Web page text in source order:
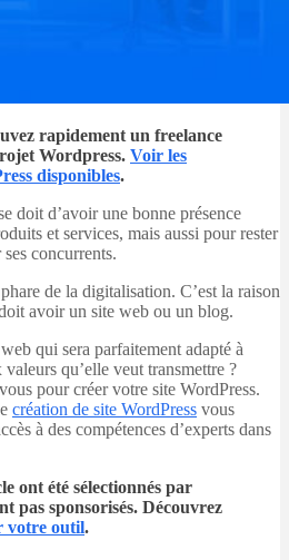
rapidement un freelance
Wordpress. Voir les
disponibles.
doit d’avoir une bonne présence
et services, mais aussi pour rester
concurrents.
de la digitalisation. C’est la raison
avoir un site web ou un blog.
qui sera parfaitement adapté à
qu’elle veut transmettre ?
pour créer votre site WordPress.
création de site WordPress vous
à des compétences d’experts dans
ont été sélectionnés par
pas sponsorisés. Découvrez
votre outil.